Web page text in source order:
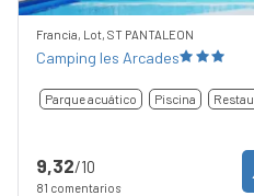
Francia, Lot, ST PANTALEON
Camping les Arcades
Parque acuático Piscina
9,32/10
81 comentarios